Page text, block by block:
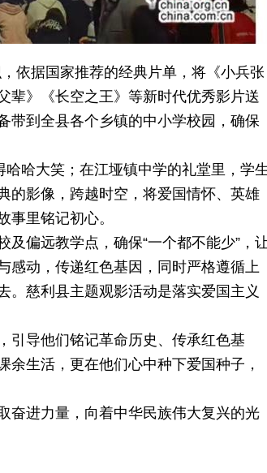
依据国家推荐的经典片单，将《小兵张
辈》《长空之王》等新时代优秀影片送
带到全县各个乡镇的中小学校园，确保
哈大笑；在江垭镇中学的礼堂里，学生
的影像，跨越时空，将爱国情怀、英雄
里铭记初心。
偏远教学点，确保“一个都不能少”，
感动，传递红色基因，同时严格遵循上
。慈利县主题观影活动是落实爱国主义
引导他们铭记革命历史、传承红色基
余生活，更在他们心中种下爱国种子，
奋进力量，向着中华民族伟大复兴的光